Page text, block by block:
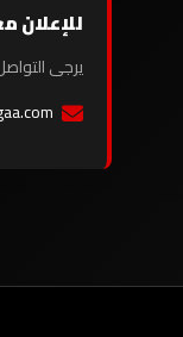
للإعلان
يرجى